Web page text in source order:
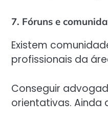
7. Fóruns e
Existem
profissionais da
Conseguir
orientativas. Ainda